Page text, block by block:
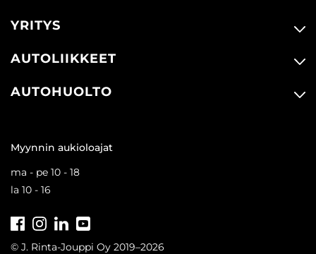
YRITYS
AUTOLIIKKEET
AUTOHUOLTO
Myynnin aukioloajat
ma - pe 10 - 18
la 10 - 16
FacebookInstagram
LinkedIn
© J. Rinta-Jouppi Oy 2019–2026